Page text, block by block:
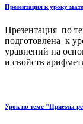
Презентация к уроку
Презентация по
подготовлена к
уравнений на
и свойств
Урок по теме "Приемы